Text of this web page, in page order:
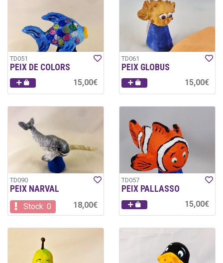
TD051
PEIX DE COLORS
15,00€
TD061
PEIX GLOBUS
15,00€
TD090
PEIX NARVAL
Stock: 0 18,00€
TD057
PEIX PALLASSO
15,00€